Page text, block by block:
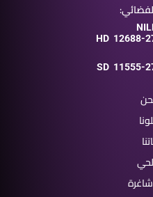
HD
SD